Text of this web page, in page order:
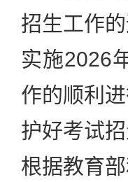
招生工作
实施2026
作的顺利
护好考试
根据教育